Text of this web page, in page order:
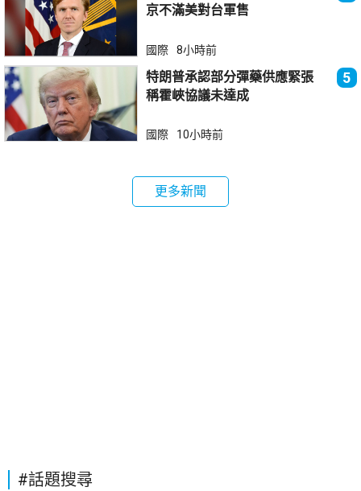
京不滿美對台軍售
國際 8小時前
特朗普承認部分彈藥供應緊張
稱霍峽協議未達成
5
國際 10小時前
更多新聞
#話題搜尋